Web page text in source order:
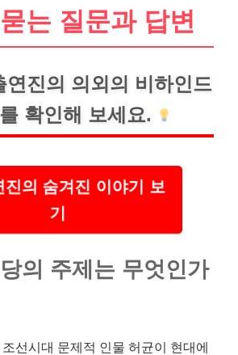
는 질문과 답변
연진의 의외의 비하인드
확인해 보세요.
의 숨겨진 이야기 보
기
의 주제는 무엇인가
선시대 문제적 인물 허균이 현대에